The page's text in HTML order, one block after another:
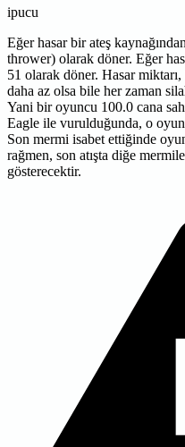
ipucu
Eğer hasar bir ateş
thrower) olarak döner. Eğer
51 olarak döner. Hasar
daha az olsa bile her zaman
Yani bir oyuncu 100.0 cana
Eagle ile vurulduğunda, o
Son mermi isabet ettiğinde
rağmen, son atışta diğe
gösterecektir.